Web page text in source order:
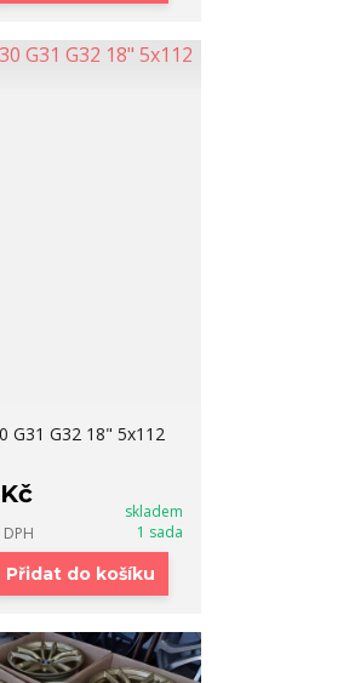
G31 G32 18" 5x112
skladem
1 sada
Přidat do košíku